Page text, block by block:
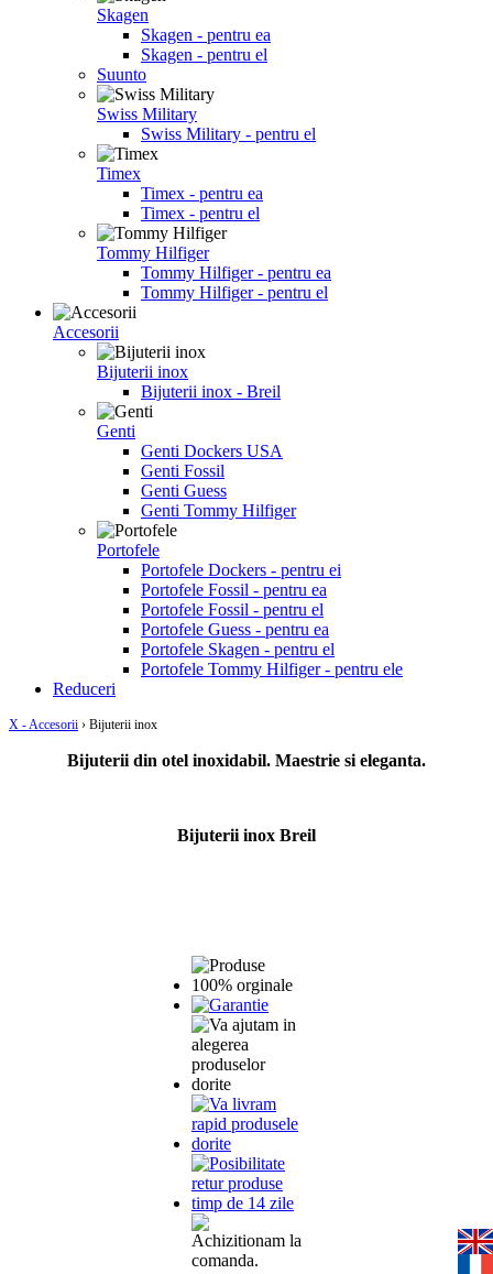
Skagen
Skagen - pentru ea
Skagen - pentru el
Suunto
Swiss Military
Swiss Military - pentru el
Timex
Timex - pentru ea
Timex - pentru el
Tommy Hilfiger
Tommy Hilfiger - pentru ea
Tommy Hilfiger - pentru el
Accesorii
Bijuterii inox
Bijuterii inox - Breil
Genti
Genti Dockers USA
Genti Fossil
Genti Guess
Genti Tommy Hilfiger
Portofele
Portofele Dockers - pentru ei
Portofele Fossil - pentru ea
Portofele Fossil - pentru el
Portofele Guess - pentru ea
Portofele Skagen - pentru el
Portofele Tommy Hilfiger - pentru ele
Reduceri
X - Accesorii › Bijuterii inox
Bijuterii din otel inoxidabil. Maestrie si eleganta.
Bijuterii inox Breil